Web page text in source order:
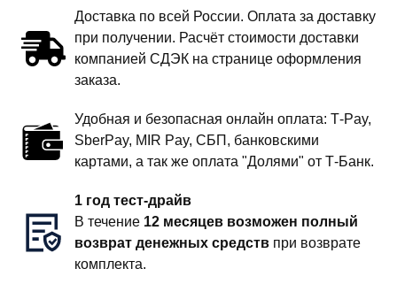
Доставка по всей России. Оплата за доставку
при получении. Расчёт стоимости доставки
компанией СДЭК на странице оформления
заказа.
Удобная и безопасная онлайн оплата: T‑Pay,
SberPay, MIR Pay, СБП, банковскими
картами, а так же оплата "Долями" от Т-Банк.
1 год тест-драйв
В течение 12 месяцев возможен полный
возврат денежных средств при возврате
комплекта.